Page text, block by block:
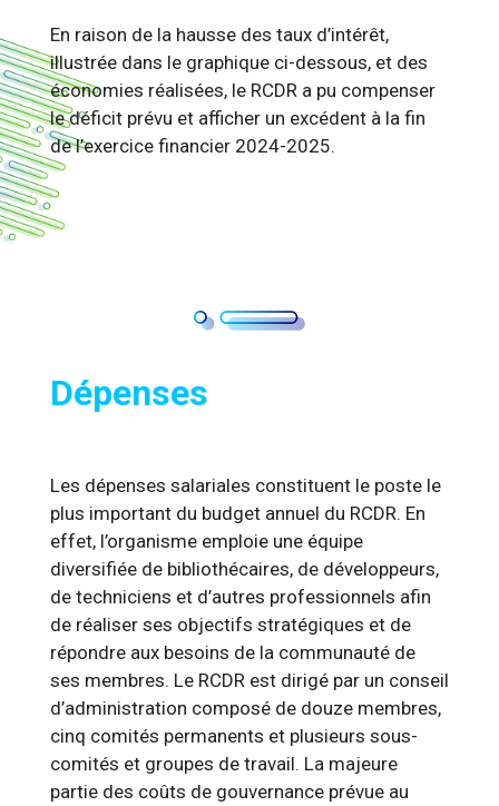
En raison de la hausse des taux d’intérêt,
illustrée dans le graphique ci-dessous, et des
économies réalisées, le RCDR a pu compenser
le déficit prévu et afficher un excédent à la fin
de l’exercice financier 2024-2025.
Dépenses
Les dépenses salariales constituent le poste le
plus important du budget annuel du RCDR. En
effet, l’organisme emploie une équipe
diversifiée de bibliothécaires, de développeurs,
de techniciens et d’autres professionnels afin
de réaliser ses objectifs stratégiques et de
répondre aux besoins de la communauté de
ses membres. Le RCDR est dirigé par un conseil
d’administration composé de douze membres,
cinq comités permanents et plusieurs sous-
comités et groupes de travail. La majeure
partie des coûts de gouvernance prévue au